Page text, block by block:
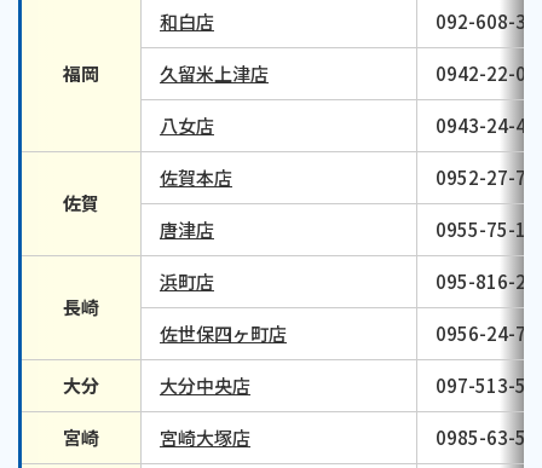
福岡
和白店 092-608-
久留米上津店 0942-22-
八女店 0943-24-
佐賀
佐賀本店 0952-27-
唐津店 0955-75-
長崎
浜町店 095-816-
佐世保四ヶ町店 0956-24-
大分 大分中央店 097-513-
宮崎 宮崎大塚店 0985-63-